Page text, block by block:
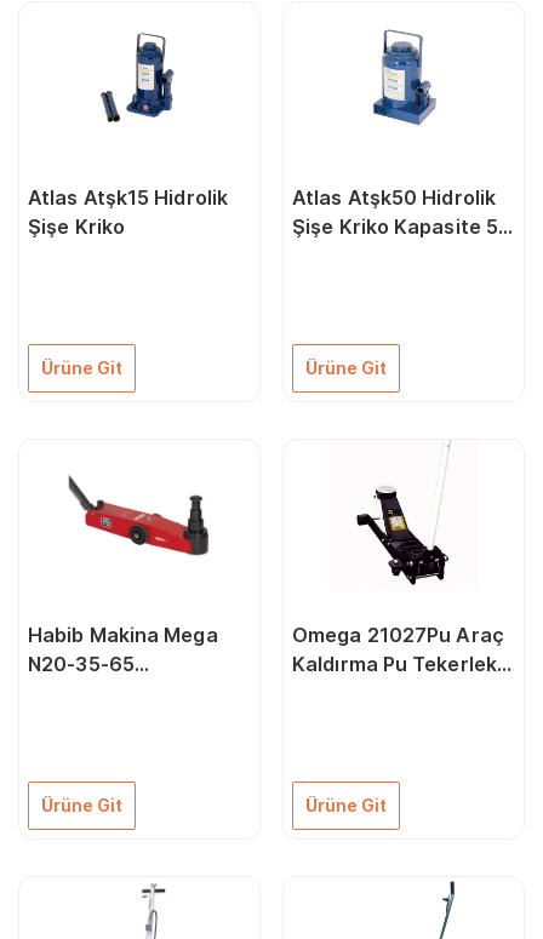
Atlas Atşk15 Hidrolik
Şişe Kriko
Ürüne Git
Atlas Atşk50 Hidrolik
Şişe Kriko Kapasite 50
Ürüne Git
Habib Makina Mega
N20-35-65
Ürüne Git
Omega 21027Pu Araç
Kaldırma Pu Tekerlekli
Ürüne Git